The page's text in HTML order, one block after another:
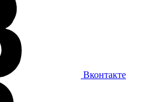
Вконтакте